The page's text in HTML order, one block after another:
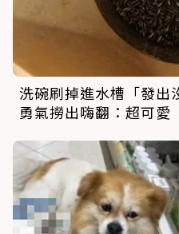
洗碗刷掉進水槽「發出
勇氣撈出嗨翻：超可愛